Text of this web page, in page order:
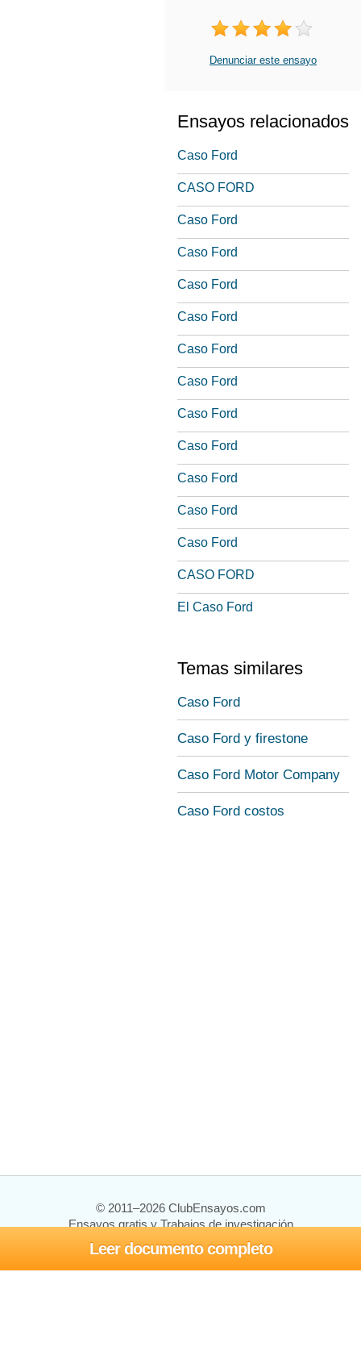
Leer documento completo
Denunciar este ensayo
Ensayos relacionados
Caso Ford
CASO FORD
Caso Ford
Caso Ford
Caso Ford
Caso Ford
Caso Ford
Caso Ford
Caso Ford
Caso Ford
Caso Ford
Caso Ford
Caso Ford
CASO FORD
El Caso Ford
Temas similares
Caso Ford
Caso Ford y firestone
Caso Ford Motor Company
Caso Ford costos
© 2011–2026 ClubEnsayos.com
Ensayos gratis y Trabajos de investigación